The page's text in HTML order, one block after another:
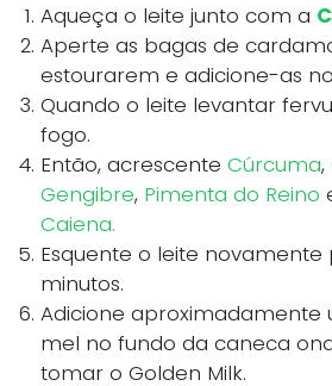
Aqueça o leite junto com a
Aperte as bagas de
estourarem e adicione-as
Quando o leite levantar
fogo.
Então, acrescente Cúrcuma,
Gengibre, Pimenta do Reino
Caiena.
Esquente o leite novamente
minutos.
Adicione aproximadamente
mel no fundo da caneca
tomar o Golden Milk.